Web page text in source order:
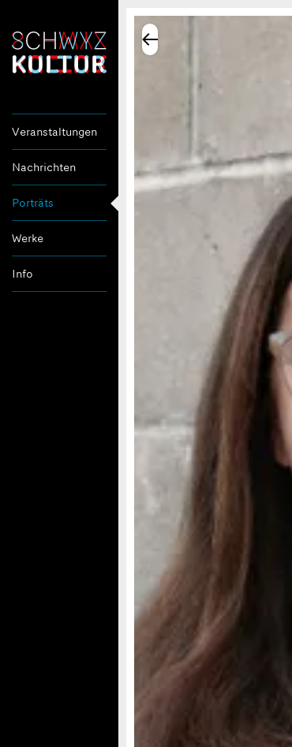
Veranstaltungen
Nachrichten
Porträts
Werke
Info